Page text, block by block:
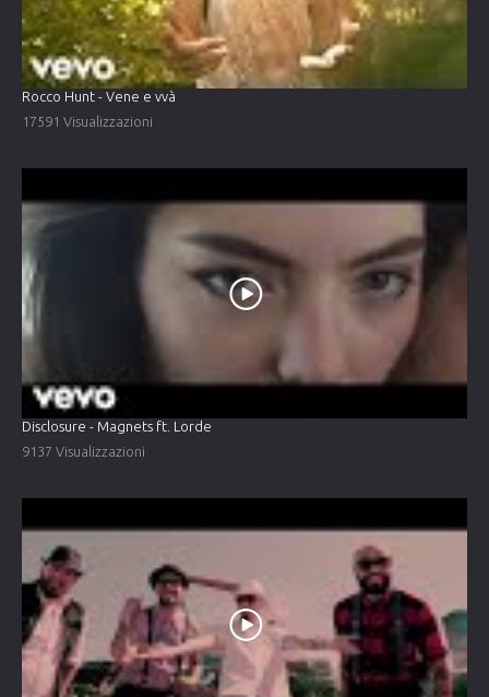
Rocco Hunt - Vene e vvà
17591 Visualizzazioni
Disclosure - Magnets ft. Lorde
9137 Visualizzazioni